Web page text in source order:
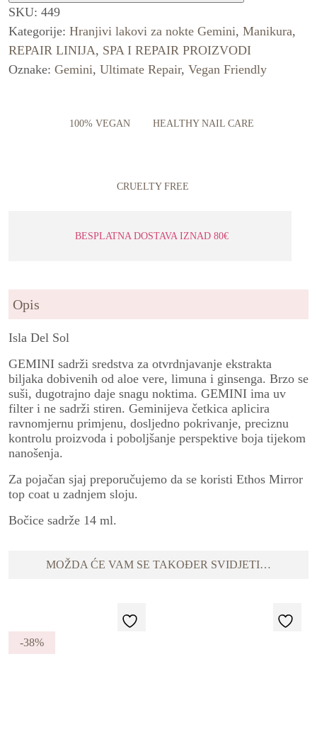
SKU: 449
Kategorije: Hranjivi lakovi za nokte Gemini, Manikura,
REPAIR LINIJA, SPA I REPAIR PROIZVODI
Oznake: Gemini, Ultimate Repair, Vegan Friendly
100% VEGAN HEALTHY NAIL CARE
CRUELTY FREE
BESPLATNA DOSTAVA IZNAD 80€
Opis
Isla Del Sol
GEMINI sadrži sredstva za otvrdnjavanje ekstrakta
biljaka dobivenih od aloe vere, limuna i ginsenga. Brzo se
suši, dugotrajno daje snagu noktima. GEMINI ima uv
filter i ne sadrži stiren. Geminijeva četkica aplicira
ravnomjernu primjenu, dosljedno pokrivanje, preciznu
kontrolu proizvoda i poboljšanje perspektive boja tijekom
nanošenja.
Za pojačan sjaj preporučujemo da se koristi Ethos Mirror
top coat u zadnjem sloju.
Bočice sadrže 14 ml.
MOŽDA ĆE VAM SE TAKOĐER SVIDJETI…
-38%